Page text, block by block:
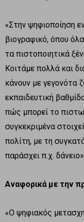
«Στην ψηφιοποίηση
βιογραφικό, όπου
τα πιστοποιητικά
Κοιτάμε πολλά και
κάνουν με γεγονότα
εκπαιδευτική
πώς μπορεί το
συγκεκριμένα
πολίτη, με τη
παράσχει π.χ.
Αναφορικά με την
«Ο ψηφιακός